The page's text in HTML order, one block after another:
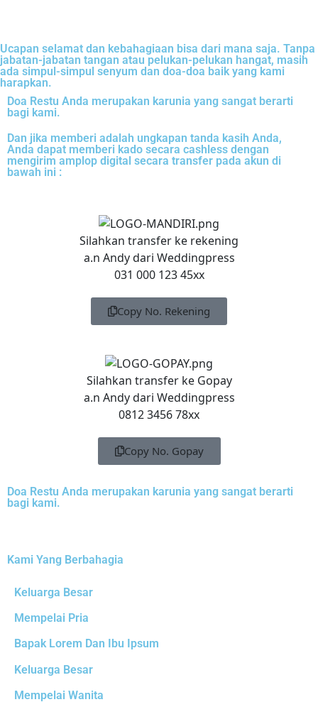
Ucapan selamat dan kebahagiaan bisa dari mana saja. Tanpa
jabatan-jabatan tangan atau pelukan-pelukan hangat, masih
ada simpul-simpul senyum dan doa-doa baik yang kami
harapkan.
Doa Restu Anda merupakan karunia yang sangat berarti
bagi kami.
Dan jika memberi adalah ungkapan tanda kasih Anda,
Anda dapat memberi kado secara cashless dengan
mengirim amplop digital secara transfer pada akun di
bawah ini :
Silahkan transfer ke rekening
a.n Andy dari Weddingpress
031 000 123 45xx
Copy No. Rekening
Silahkan transfer ke Gopay
a.n Andy dari Weddingpress
0812 3456 78xx
Copy No. Gopay
Doa Restu Anda merupakan karunia yang sangat berarti
bagi kami.
Kami Yang Berbahagia
Keluarga Besar
Mempelai Pria
Bapak Lorem Dan Ibu Ipsum
Keluarga Besar
Mempelai Wanita